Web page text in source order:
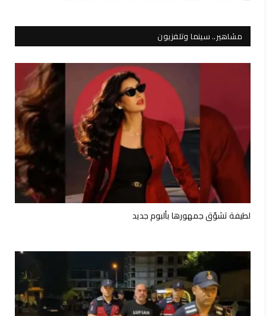
مشاهير.. سينما وتلفزيون
لطيفة تشوّق جمهورها بألبوم جديد